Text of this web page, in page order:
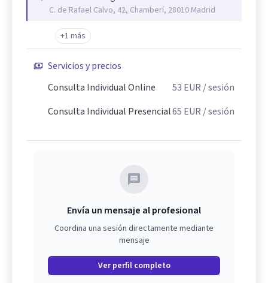
C. de Rafael Calvo, 42, Chamberí, 28010 Madrid
+1 más
Servicios y precios
Consulta Individual Online
53 EUR / sesión
Consulta Individual Presencial65 EUR / sesión
Envía un mensaje al profesional
Coordina una sesión directamente mediante
mensaje
Ver perfil completo